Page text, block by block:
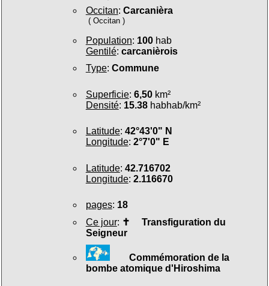
Occitan: Carcanièra
( Occitan )
Population: 100hab
Gentilé: carcanièrois
Type: Commune
Superficie: 6,50km²
Densité: 15.38habhab/km²
Latitude: 42°43'0" N
Longitude: 2°7'0" E
Latitude: 42.716702
Longitude: 2.116670
pages: 18
Ce jour: ✝ Transfiguration du
Seigneur
Commémoration de la
bombe atomique d'Hiroshima